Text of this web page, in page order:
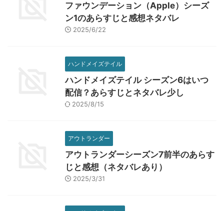
ファウンデーション（Apple）シーズ
ン1のあらすじと感想ネタバレ
2025/6/22
ハンドメイズテイル
ハンドメイズテイル シーズン6はいつ
配信？あらすじとネタバレ少し
2025/8/15
アウトランダー
アウトランダーシーズン7前半のあらす
じと感想（ネタバレあり）
2025/3/31